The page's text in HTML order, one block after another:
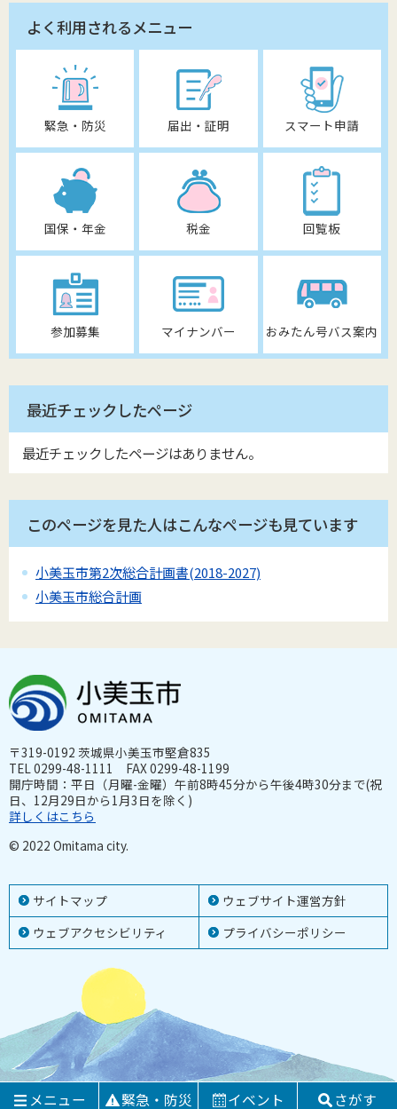
よく利用されるメニュー
緊急・防災 届出・証明 スマート申請
国保・年金 税金 回覧板
参加募集 マイナンバー おみたん号バス案内
最近チェックしたページ
最近チェックしたページはありません。
このページを見た人はこんなページも見ています
小美玉市第2次総合計画書(2018-2027)
小美玉市総合計画
サイトマップ
ウェブサイト運営方針
ウェブアクセシビリティ
プライバシーポリシー
〒319-0192 茨城県小美玉市堅倉835
TEL 0299-48-1111 FAX 0299-48-1199
開庁時間：平日（月曜-金曜）午前8時45分から午後4時30分まで(祝
日、12月29日から1月3日を除く)
詳しくはこちら
© 2022 Omitama city.
メニュー 緊急・防災 イベント さがす